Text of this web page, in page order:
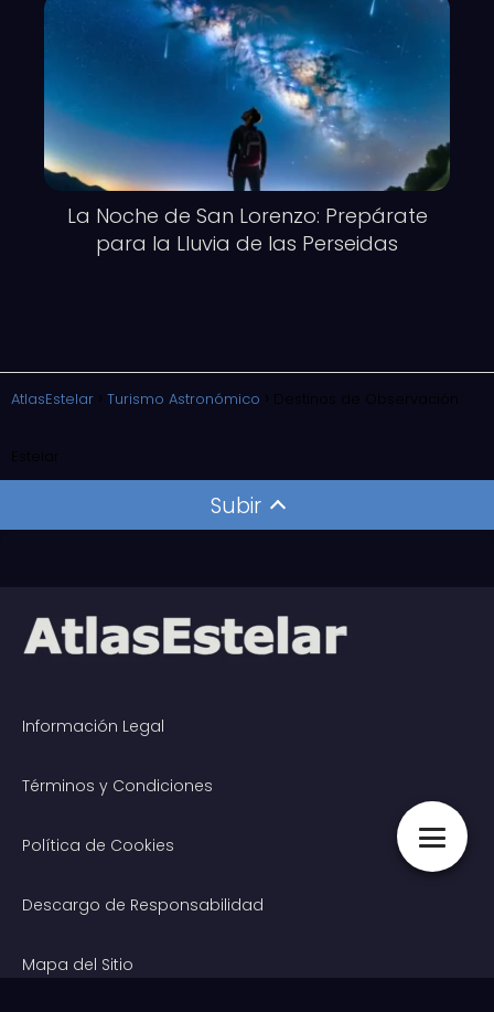
La Noche de San Lorenzo: Prepárate
para la Lluvia de las Perseidas
AtlasEstelar Turismo Astronómico Destinos de Observación
Estelar
Subir
Información Legal
Términos y Condiciones
Política de Cookies
Descargo de Responsabilidad
Mapa del Sitio